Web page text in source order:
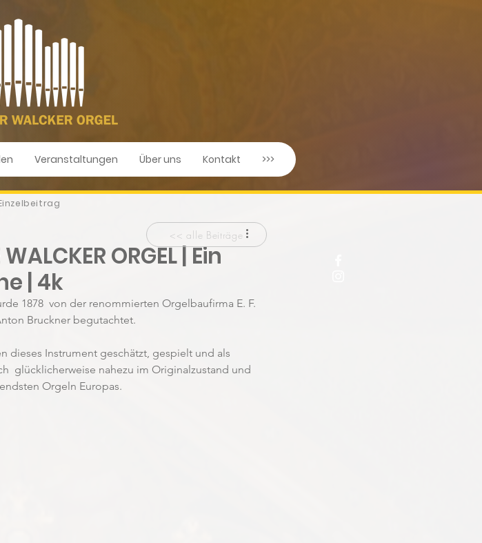
Veranstaltungen Über uns Kontakt >>>
ORGEL | Ein
| 4k
1878  von der renommierten Orgelbaufirma E. F.
Bruckner begutachtet.
dieses Instrument geschätzt, gespielt und als
glücklicherweise nahezu im Originalzustand und
Orgeln Europas.
<< alle Beiträge